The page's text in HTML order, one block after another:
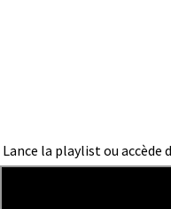
Lance la playlist ou